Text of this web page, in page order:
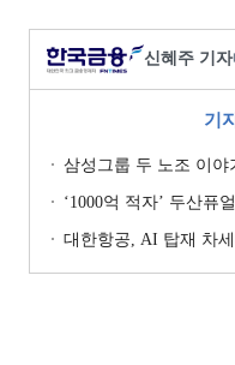
신혜주 기자
기
삼성그룹 두 노조 이야기...삼성
‘1000억 적자’ 두산퓨얼
대한항공, AI 탑재 차